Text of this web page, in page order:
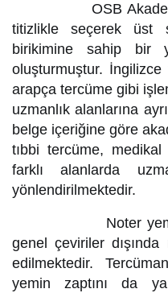
OSB Akademi
titizlikle seçerek üst
birikimine sahip bir
oluşturmuştur.
arapça tercüme gibi
uzmanlık alanlarına
belge içeriğine göre
tıbbi tercüme,
farklı alanlarda
yönlendirilmektedir.
Noter yeminli
genel çeviriler
edilmektedir.
yemin zaptını da